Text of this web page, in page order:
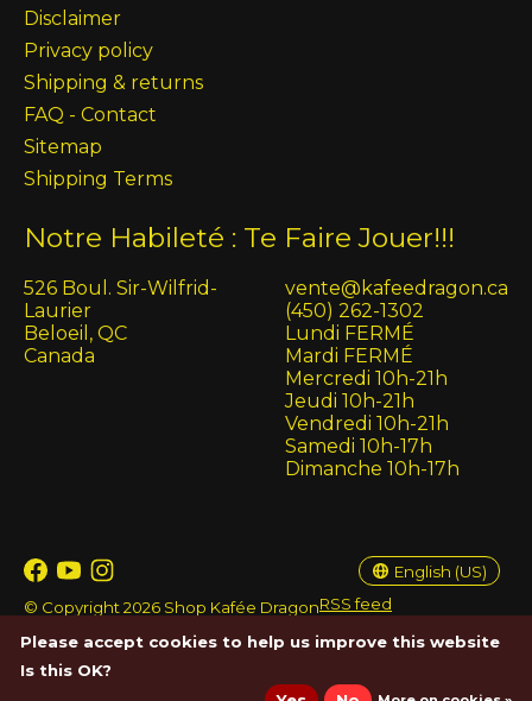
Disclaimer
Privacy policy
Shipping & returns
FAQ - Contact
Sitemap
Shipping Terms
Notre Habileté : Te Faire Jouer!!!
526 Boul. Sir-Wilfrid-
Laurier
Beloeil, QC
Canada
vente@kafeedragon.ca
(450) 262-1302
Lundi FERMÉ
Mardi FERMÉ
Mercredi 10h-21h
Jeudi 10h-21h
Vendredi 10h-21h
Samedi 10h-17h
Dimanche 10h-17h
© Copyright 2026 Shop Kafée DragonRSS feed
English (US)
English (US)
Please accept cookies to help us improve this website
Is this OK?